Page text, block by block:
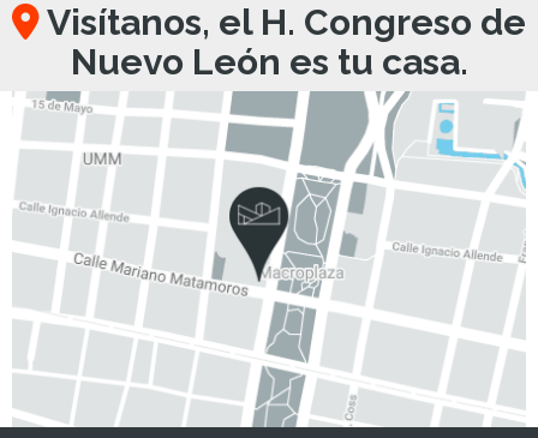
Visítanos, el H. Congreso de
Nuevo León es tu casa.